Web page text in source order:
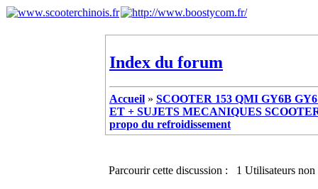
Index du forum
Accueil » SCOOTER 153 QMI GY6B
ET + SUJETS MECANIQUES
propo du refroidissement
Parcourir cette discussion : 1 Utilisateurs non